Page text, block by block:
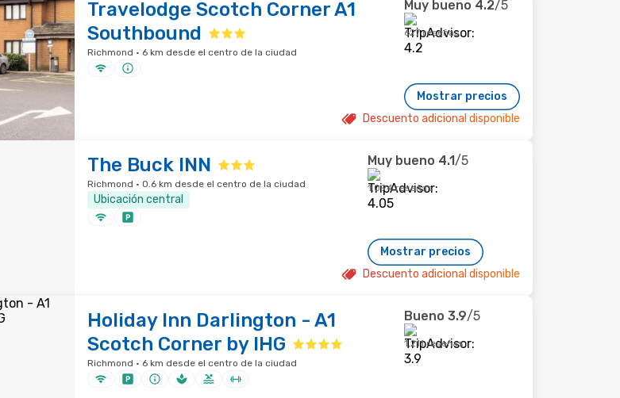
Travelodge Scotch Corner A1
Southbound
Richmond · 6 km desde el centro de la ciudad
Muy bueno 4.2/5
627 reseñas
Mostrar precios
Descuento adicional disponible
The Buck INN
Richmond · 0.6 km desde el centro de la ciudad
Ubicación central
Muy bueno 4.1/5
1,094 reseñas
Mostrar precios
Descuento adicional disponible
Holiday Inn Darlington - A1
Scotch Corner by IHG
Richmond · 6 km desde el centro de la ciudad
Bueno 3.9/5
1,211 reseñas